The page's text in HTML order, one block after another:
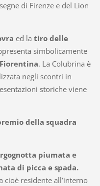
di Firenze e del Lion
ed la tiro delle
simbolicamente
. La Colubrina è
negli scontri in
storiche viene
della squadra
piumata e
di picca e spada.
cioè residente all’interno